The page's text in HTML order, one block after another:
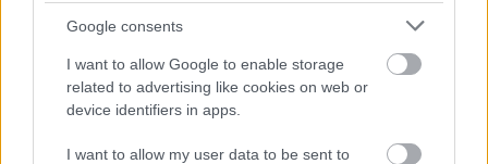
Google consents
I want to allow Google to enable storage
related to advertising like cookies on web or
device identifiers in apps.
I want to allow my user data to be sent to